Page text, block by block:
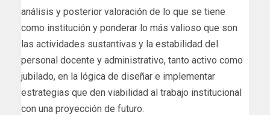
análisis y posterior valoración de lo que se tiene
como institución y ponderar lo más valioso que son
las actividades sustantivas y la estabilidad del
personal docente y administrativo, tanto activo como
jubilado, en la lógica de diseñar e implementar
estrategias que den viabilidad al trabajo institucional
con una proyección de futuro.